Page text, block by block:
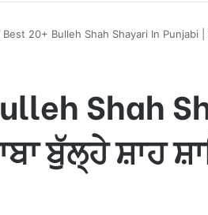
Best 20+ Bulleh Shah Shayari In Punjabi |
Shah
ਬੁੱਲ੍ਹੇ ਸ਼ਾਹ